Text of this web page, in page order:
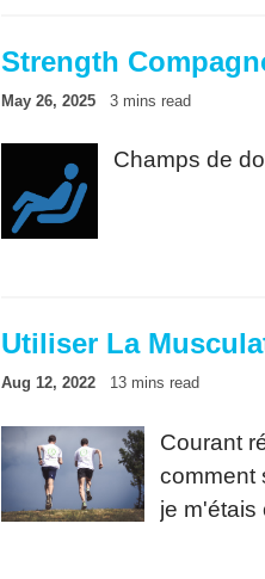
Strength
May 26, 2025 3 mins read
Champs de
Utiliser La
Aug 12, 2022 13 mins read
Courant
comment
je m'étais